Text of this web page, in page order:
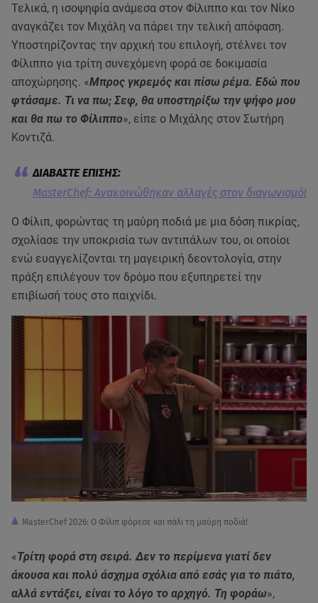
Τελικά, η ισοψηφία ανάμεσα στον Φίλιππο και τον Νίκο
αναγκάζει τον Μιχάλη να πάρει την τελική απόφαση.
Υποστηρίζοντας την αρχική του επιλογή, στέλνει τον
Φίλιππο για τρίτη συνεχόμενη φορά σε δοκιμασία
αποχώρησης. «Μπρος γκρεμός και πίσω ρέμα. Εδώ που
φτάσαμε. Τι να πω; Σεφ, θα υποστηρίξω την ψήφο μου
και θα πω το Φίλιππο», είπε ο Μιχάλης στον Σωτήρη
Κοντιζά.
MasterChef: Ανακοινώθηκαν αλλαγές στον διαγωνισμό!
Ο Φίλιπ, φορώντας τη μαύρη ποδιά με μια δόση πικρίας,
σχολίασε την υποκρισία των αντιπάλων του, οι οποίοι
ενώ ευαγγελίζονται τη μαγειρική δεοντολογία, στην
πράξη επιλέγουν τον δρόμο που εξυπηρετεί την
επιβίωσή τους στο παιχνίδι.
MasterChef 2026: Ο Φίλιπ φόρεσε και πάλι τη μαύρη ποδιά!
«Τρίτη φορά στη σειρά. Δεν το περίμενα γιατί δεν
άκουσα και πολύ άσχημα σχόλια από εσάς για το πιάτο,
αλλά εντάξει, είναι το λόγο το αρχηγό. Τη φοράω»,